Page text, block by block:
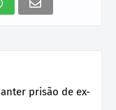
prisão de ex-